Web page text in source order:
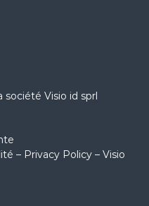
société Visio id sprl
– Privacy Policy – Visio